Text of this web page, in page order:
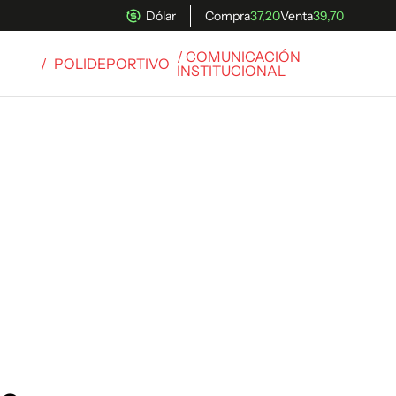
Dólar Compra37,20Venta39,70
/ POLIDEPORTIVO / COMUNICACIÓN
INSTITUCIONAL